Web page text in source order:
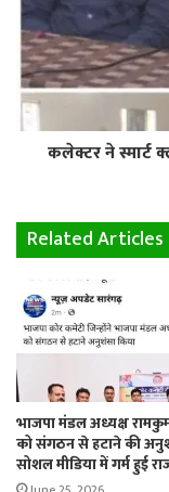
कलेक्टर ने स्मार्ट
Related Articles
भाजपा मंडल अध्यक्ष
को संगठन से हटाने की
सोशल मीडिया में गर्म हुई